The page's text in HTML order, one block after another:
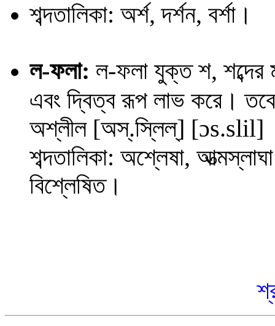
শব্দতালিকা: অর্শ, দর্শন, বর্শা।
ল-ফলা: ল-ফলা যুক্ত শ, শব্দের
এবং দ্বিত্ব রূপ লাভ করে।
অশ্লীল[অস্.স্লিল্] [ɔs.slil]
শব্দতালিকা: অশ্লেষা,
বিশ্লেষিত।